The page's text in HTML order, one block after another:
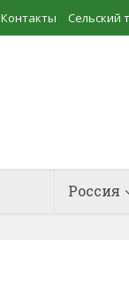
Контакты Сельский
Россия